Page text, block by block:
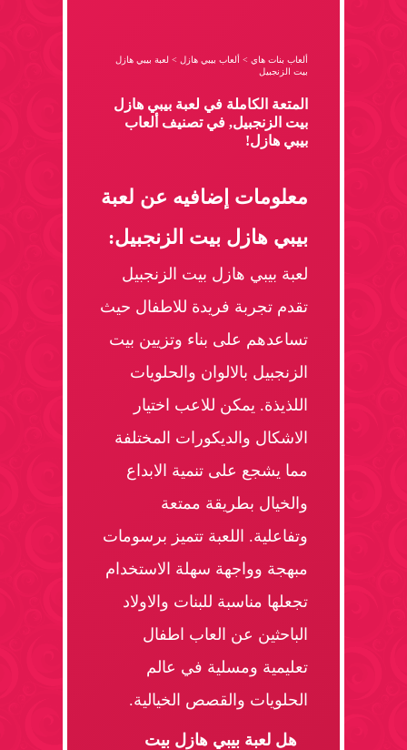
ألعاب بنات هاي > ألعاب بيبي هازل > لعبة بيبي هازل
بيت الزنجبيل
المتعة الكاملة في لعبة بيبي هازل
بيت الزنجبيل, في تصنيف ألعاب
بيبي هازل!
معلومات إضافيه عن لعبة
بيبي هازل بيت الزنجبيل:
لعبة بيبي هازل بيت الزنجبيل
تقدم تجربة فريدة للاطفال حيث
تساعدهم على بناء وتزيين بيت
الزنجبيل بالالوان والحلويات
اللذيذة. يمكن للاعب اختيار
الاشكال والديكورات المختلفة
مما يشجع على تنمية الابداع
والخيال بطريقة ممتعة
وتفاعلية. اللعبة تتميز برسومات
مبهجة وواجهة سهلة الاستخدام
تجعلها مناسبة للبنات والاولاد
الباحثين عن العاب اطفال
تعليمية ومسلية في عالم
الحلويات والقصص الخيالية.
هل لعبة بيبي هازل بيت